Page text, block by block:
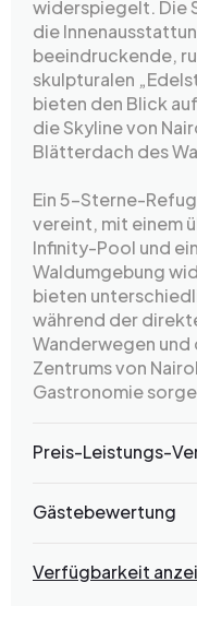
widerspiegelt. Die
die
beeindruckende,
skulpturalen
bieten den Blick
die Skyline von
Blätterdach des
Ein 5-Sterne-
vereint, mit einem
Infinity-Pool und
Waldumgebung
bieten
während der
Wanderwegen
Zentrums von
Gastronomie
Preis-Leistungs-
Gästebewertung
Verfügbarkeit